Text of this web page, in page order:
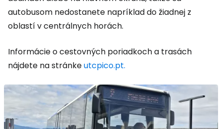
autobusom nedostanete napríklad do žiadnej z
oblastí v centrálnych horách.
Informácie o cestovných poriadkoch a trasách
nájdete na stránkeutcpico.pt.